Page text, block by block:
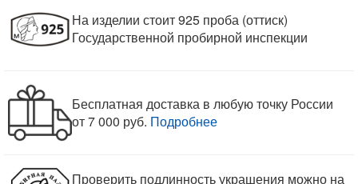
На изделии стоит 925 проба (оттиск)
Государственной пробирной инспекции
Бесплатная доставка в любую точку России
от 7 000 руб. Подробнее
Проверить подлинность украшения можно на